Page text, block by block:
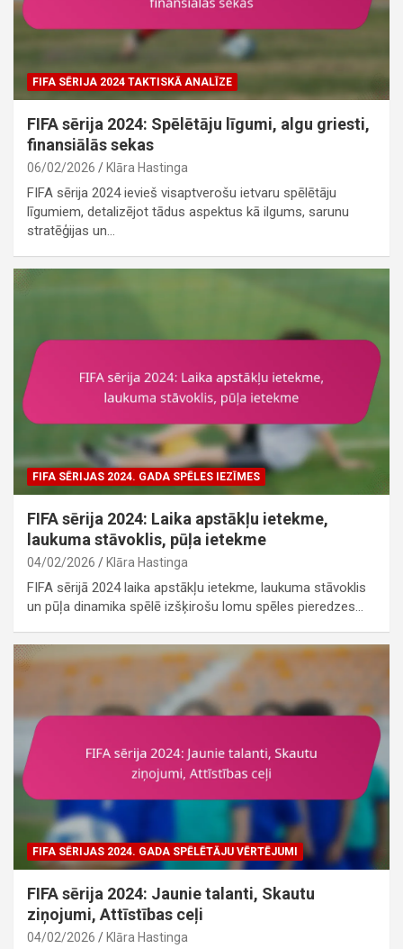
FIFA SĒRIJA 2024 TAKTISKĀ ANALĪZE
FIFA sērija 2024: Spēlētāju līgumi, algu griesti,
finansiālās sekas
06/02/2026 Klāra Hastinga
FIFA sērija 2024 ievieš visaptverošu ietvaru spēlētāju
līgumiem, detalizējot tādus aspektus kā ilgums, sarunu
stratēģijas un…
FIFA SĒRIJAS 2024. GADA SPĒLES IEZĪMES
FIFA sērija 2024: Laika apstākļu ietekme,
laukuma stāvoklis, pūļa ietekme
04/02/2026 Klāra Hastinga
FIFA sērijā 2024 laika apstākļu ietekme, laukuma stāvoklis
un pūļa dinamika spēlē izšķirošu lomu spēles pieredzes…
FIFA SĒRIJAS 2024. GADA SPĒLĒTĀJU VĒRTĒJUMI
FIFA sērija 2024: Jaunie talanti, Skautu
ziņojumi, Attīstības ceļi
04/02/2026 Klāra Hastinga